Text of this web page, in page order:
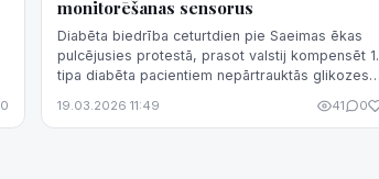
0
monitorēšanas sensorus
Diabēta biedrība ceturtdien pie Saeimas ēkas
pulcējusies protestā, prasot valstij kompensēt 1.
tipa diabēta pacientiem nepārtrauktās glikozes
LETA.
19.03.2026 11:49 41 0